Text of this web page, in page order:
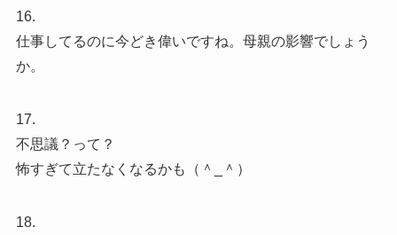
16.
仕事してるのに今どき偉いですね。母親の影響でしょう
か。
17.
不思議？って？
怖すぎて立たなくなるかも（＾_＾）
18.